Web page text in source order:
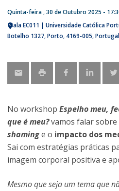
Quinta-feira , 30 de Outubro 2025 -
Sala EC011 | Universidade Católica
Botelho 1327 Porto 4169-005 Portugal
No workshop Espelho meu,
que é meu?vamos falar sobre
shaminge o impacto dos
Sai com estratégias práticas
imagem corporal positiva e
Mesmo que seja um tema que